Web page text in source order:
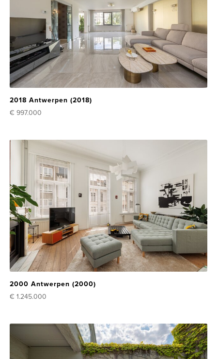
2018 Antwerpen (2018)
€ 997.000
2000 Antwerpen (2000)
€ 1.245.000